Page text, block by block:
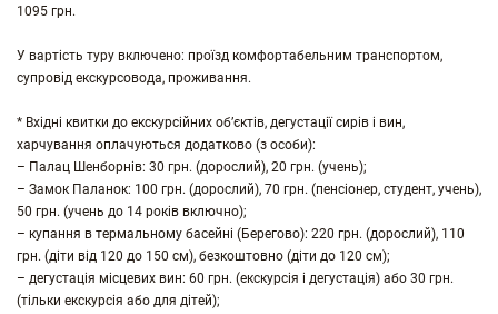
1095 грн.
У вартість туру включено: проїзд комфортабельним транспортом,
супровід екскурсовода, проживання.
* Вхідні квитки до екскурсійних об’єктів, дегустації сирів і вин,
харчування оплачуються додатково (з особи):
– Палац Шенборнів: 30 грн. (дорослий), 20 грн. (учень);
– Замок Паланок: 100 грн. (дорослий), 70 грн. (пенсіонер, студент, учень),
50 грн. (учень до 14 років включно);
– купання в термальному басейні (Берегово): 220 грн. (дорослий), 110
грн. (діти від 120 до 150 см), безкоштовно (діти до 120 см);
– дегустація місцевих вин: 60 грн. (екскурсія і дегустація) або 30 грн.
(тільки екскурсія або для дітей);